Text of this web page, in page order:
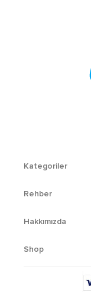
Kategoriler
Rehber
Hakkımızda
Shop